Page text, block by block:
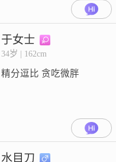
事情，所以得找到适合自
才会彼此幸福快乐。
于女士
34岁 | 162cm
精分逗比 贪吃微胖
水目刀